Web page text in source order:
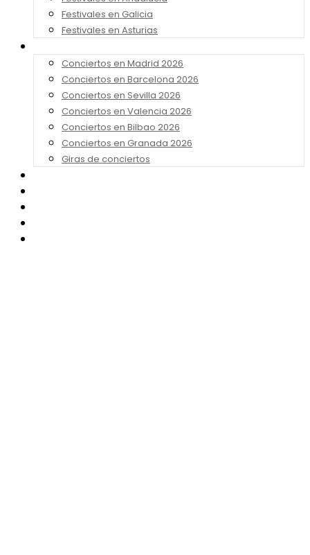
Festivales en Galicia
Festivales en Asturias
Conciertos en Madrid 2026
Conciertos en Barcelona 2026
Conciertos en Sevilla 2026
Conciertos en Valencia 2026
Conciertos en Bilbao 2026
Conciertos en Granada 2026
Giras de conciertos